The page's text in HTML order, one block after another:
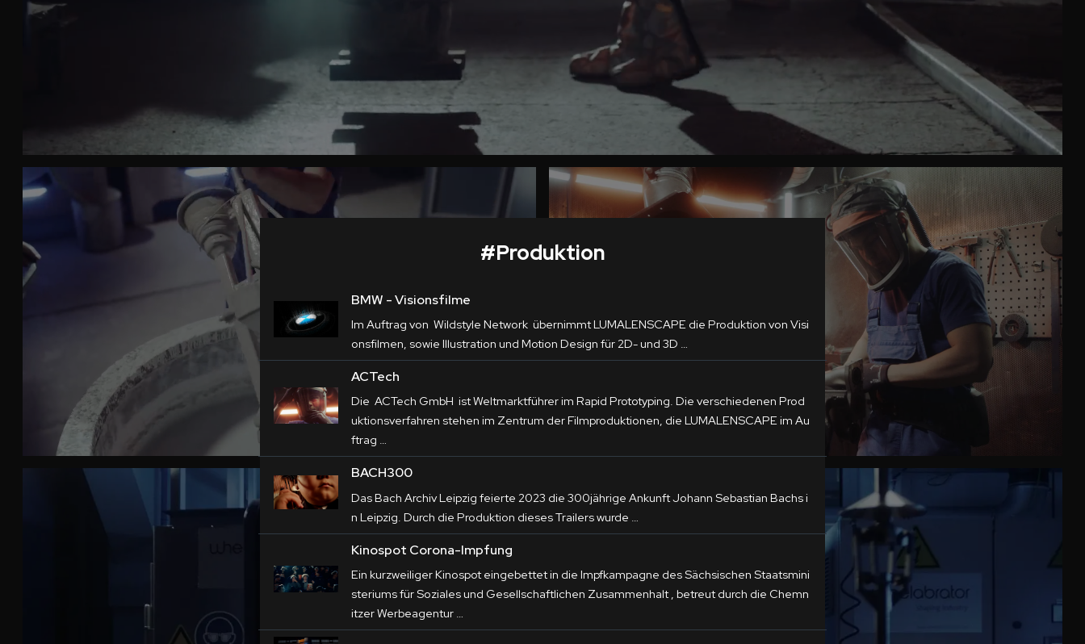
#Produktion
BMW - Visionsfilme
Im Auftrag von Wildstyle Network übernimmt LUMALENSCAPE dieProduktion von Visi
onsfilmen, sowie Illustration und Motion Design für 2D- und 3D …
ACTech
Die ACTech GmbH ist Weltmarktführer im Rapid Prototyping. Die verschiedenenProd
uktionsverfahren stehen im Zentrum der Filmproduktionen, die LUMALENSCAPE im Au
ftrag …
BACH300
Das Bach Archiv Leipzig feierte 2023 die 300jährige Ankunft Johann Sebastian Bachs i
n Leipzig. Durch dieProduktion dieses Trailers wurde …
Kinospot Corona-Impfung
Ein kurzweiliger Kinospot eingebettet in die Impfkampagne des Sächsischen Staatsmini
steriums für Soziales und Gesellschaftlichen Zusammenhalt , betreut durch die Chemn
itzer Werbeagentur …